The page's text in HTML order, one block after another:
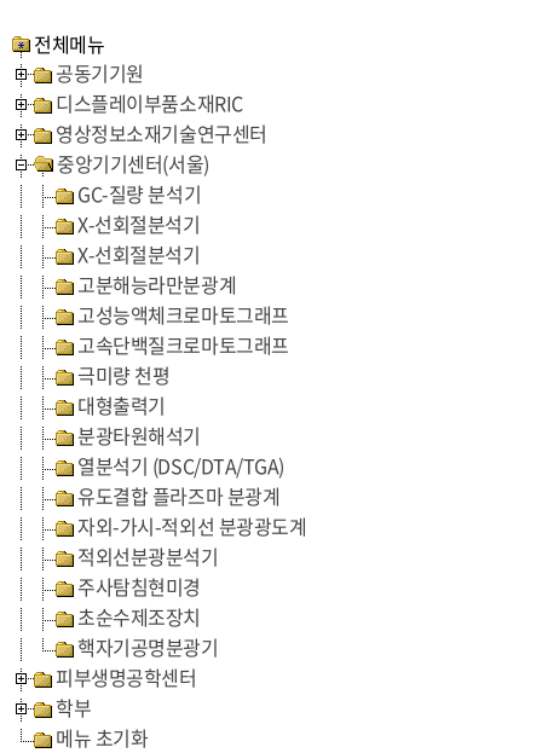
전체메뉴
공동기기원
디스플레이부품소재RIC
영상정보소재기술연구센터
중앙기기센터(서울)
GC-질량 분석기
X-선회절분석기
X-선회절분석기
고분해능라만분광계
고성능액체크로마토그래프
고속단백질크로마토그래프
극미량 천평
대형출력기
분광타원해석기
열분석기 (DSC/DTA/TGA)
유도결합 플라즈마 분광계
자외-가시-적외선 분광광도계
적외선분광분석기
주사탐침현미경
초순수제조장치
핵자기공명분광기
피부생명공학센터
학부
메뉴 초기화